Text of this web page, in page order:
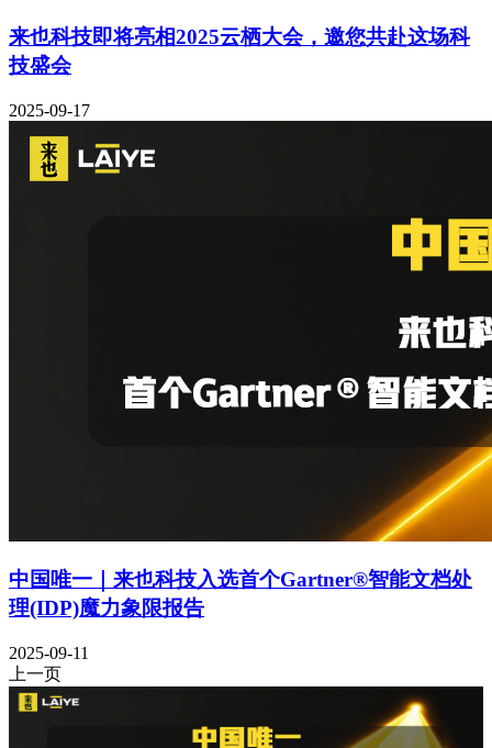
来也科技即将亮相2025云栖大会，邀您共赴这场科
技盛会
2025-09-17
中国唯一｜来也科技入选首个Gartner®智能文档处
理(IDP)魔力象限报告
2025-09-11
上一页